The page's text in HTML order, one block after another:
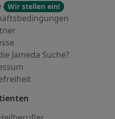
Wir stellen ein!
Jameda Suche?